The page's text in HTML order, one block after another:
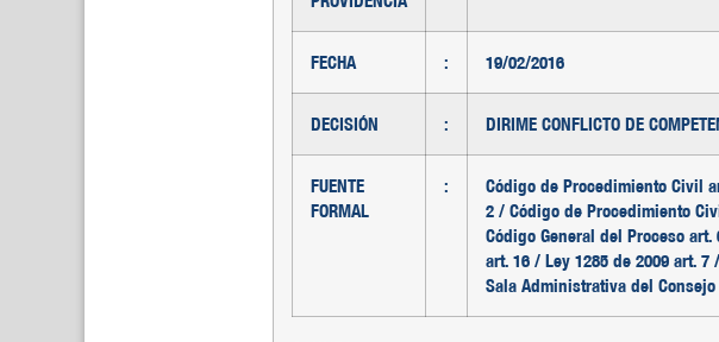
FECHA : 19/02/2016
DECISIÓN : DIRIME CONFLICTO DE
FUENTE
FORMAL
:
Código de Procedimiento Civil
2 / Código de Procedimiento
Código General del Proceso
art. 16 / Ley 1285 de 2009 art. 7
Sala Administrativa del